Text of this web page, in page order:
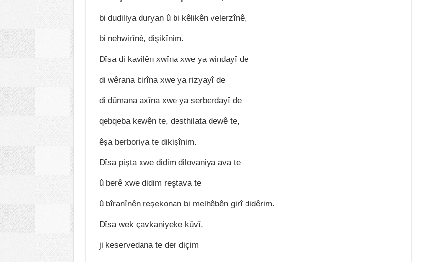
bi dudiliya duryan û bi kêlikên velerzînê,
bi nehwirînê, dişikînim.
Dîsa di kavilên xwîna xwe ya windayî de
di wêrana birîna xwe ya rizyayî de
di dûmana axîna xwe ya serberdayî de
qebqeba kewên te, desthilata dewê te,
êşa berboriya te dikişînim.
Dîsa pişta xwe didim dilovaniya ava te
û berê xwe didim reştava te
û bîranînên reşekonan bi melhêbên girî didêrim.
Dîsa wek çavkaniyeke kûvî,
ji keservedana te der diçim